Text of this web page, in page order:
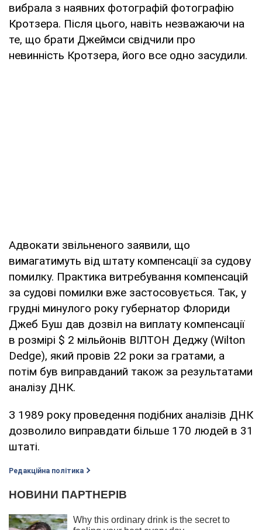
вибрала з наявних фотографій фотографію
Кротзера. Після цього, навіть незважаючи на
те, що брати Джеймси свідчили про
невинність Кротзера, його все одно засудили.
Адвокати звільненого заявили, що
вимагатимуть від штату компенсації за судову
помилку. Практика витребування компенсацій
за судові помилки вже застосовується. Так, у
грудні минулого року губернатор Флориди
Джеб Буш дав дозвіл на виплату компенсації
в розмірі $ 2 мільйонів ВІЛТОН Деджу (Wilton
Dedge), який провів 22 роки за гратами, а
потім був виправданий також за результатами
аналізу ДНК.
З 1989 року проведення подібних аналізів ДНК
дозволило виправдати більше 170 людей в 31
штаті.
Редакційна політика